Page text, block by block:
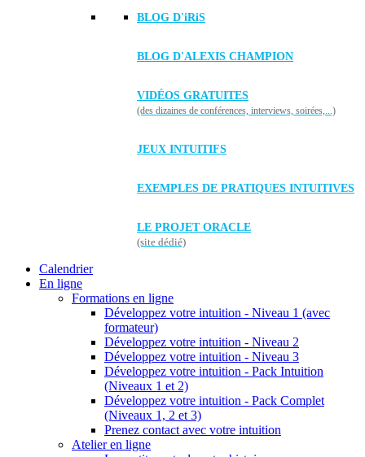
BLOG D'iRiS
BLOG D'ALEXIS CHAMPION
VIDÉOS GRATUITES
(des dizaines de conférences, interviews, soirées,...)
JEUX INTUITIFS
EXEMPLES DE PRATIQUES INTUITIVES
LE PROJET ORACLE
(site dédié)
Calendrier
En ligne
Formations en ligne
Développez votre intuition - Niveau 1 (avec
formateur)
Développez votre intuition - Niveau 2
Développez votre intuition - Niveau 3
Développez votre intuition - Pack Intuition
(Niveaux 1 et 2)
Développez votre intuition - Pack Complet
(Niveaux 1, 2 et 3)
Prenez contact avec votre intuition
Atelier en ligne